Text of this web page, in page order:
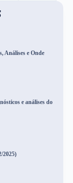
Análises e Onde
e análises do
2025)